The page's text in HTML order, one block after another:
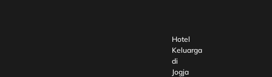
Hotel
Keluarga
di
Jogja